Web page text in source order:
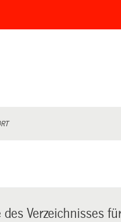
Verzeichnisses